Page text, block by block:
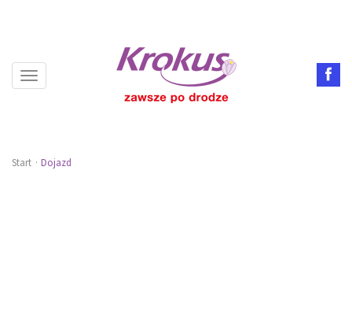
Toggle
navigation
Start Dojazd